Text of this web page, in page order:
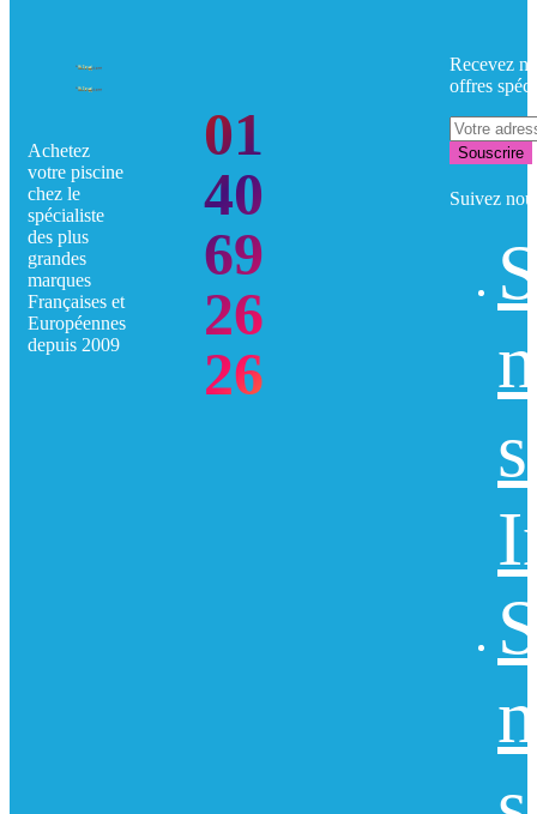
Achetez
votre piscine
chez le
spécialiste
des plus
grandes
marques
Françaises et
Européennes
depuis 2009
01
40
69
26
26
Recevez
offres
Souscrire
Suivez